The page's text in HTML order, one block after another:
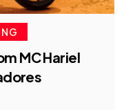
MC Hariel